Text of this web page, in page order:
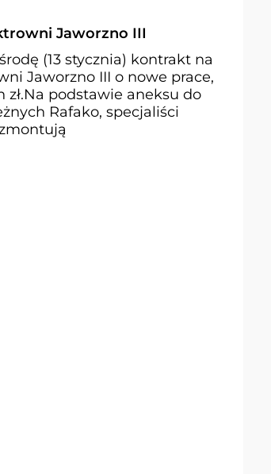
Jaworzno III
(13 stycznia) kontrakt na
Jaworzno III o nowe prace,
podstawie aneksu do
Rafako, specjaliści